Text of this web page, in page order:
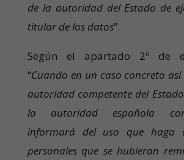
de la autoridad del Estado de
titular de los datos”.
Según el apartado 2º de
“Cuando en un caso concreto
autoridad competente del
la autoridad española
informará del uso que haga
personales que se hubieran